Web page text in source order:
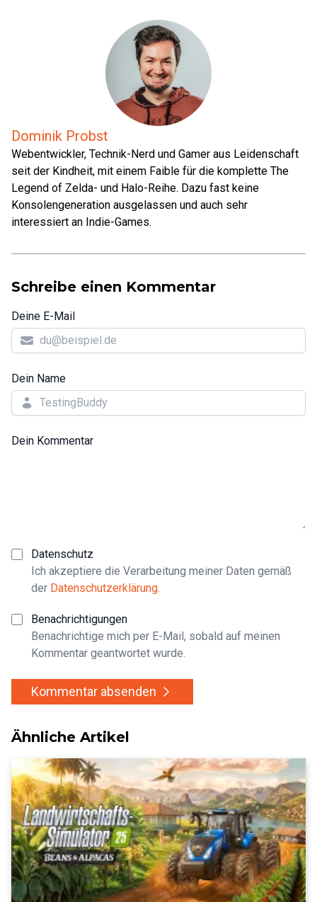
Dominik Probst
Webentwickler, Technik-Nerd und Gamer aus Leidenschaft
seit der Kindheit, mit einem Faible für die komplette The
Legend of Zelda- und Halo-Reihe. Dazu fast keine
Konsolengeneration ausgelassen und auch sehr
interessiert an Indie-Games.
Schreibe einen Kommentar
Deine E-Mail
Dein Name
Dein Kommentar
Datenschutz
Ich akzeptiere die Verarbeitung meiner Daten gemäß
der Datenschutzerklärung
Benachrichtigungen
Benachrichtige mich per E-Mail, sobald auf meinen
Kommentar geantwortet wurde.
Kommentar absenden
Ähnliche Artikel